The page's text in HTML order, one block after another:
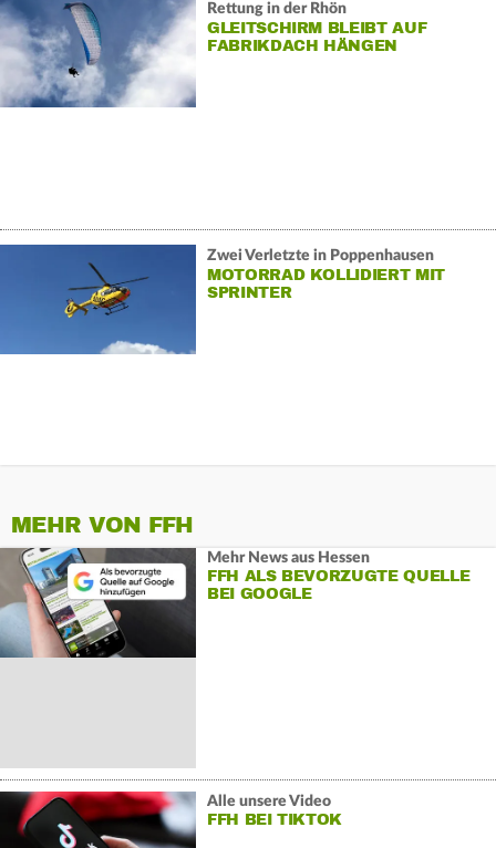
Rettung in der Rhön
GLEITSCHIRM BLEIBT AUF
FABRIKDACH HÄNGEN
Zwei Verletzte in Poppenhausen
MOTORRAD KOLLIDIERT MIT
SPRINTER
MEHR VON FFH
Mehr News aus Hessen
FFH ALS BEVORZUGTE QUELLE
BEI GOOGLE
Alle unsere Video
FFH BEI TIKTOK